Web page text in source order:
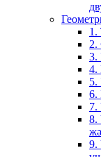
1.
2.
3.
4.
5.
6.
7.
8.
9.